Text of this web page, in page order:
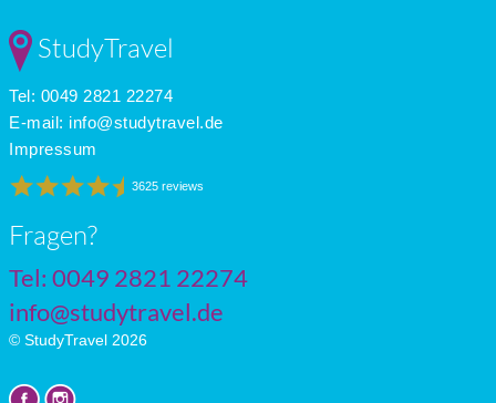
StudyTravel
Tel: 0049 2821 22274
E-mail: info@studytravel.de
Impressum
3625 reviews
Fragen?
Tel: 0049 2821 22274
info@studytravel.de
© StudyTravel 2026